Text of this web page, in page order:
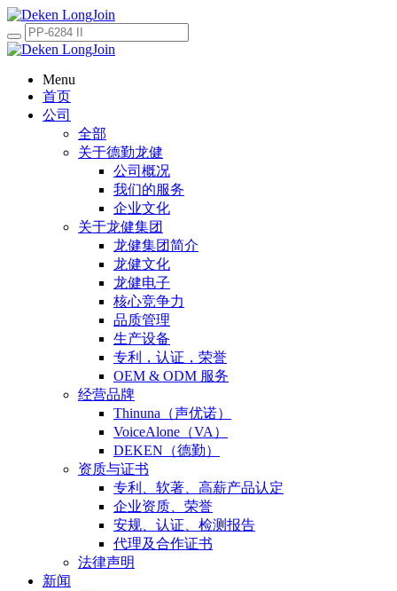
Menu
首页
公司
全部
关于德勤龙健
公司概况
我们的服务
企业文化
关于龙健集团
龙健集团简介
龙健文化
龙健电子
核心竞争力
品质管理
生产设备
专利，认证，荣誉
OEM & ODM 服务
经营品牌
Thinuna（声优诺）
VoiceAlone（VA）
DEKEN（德勤）
资质与证书
专利、软著、高薪产品认定
企业资质、荣誉
安规、认证、检测报告
代理及合作证书
法律声明
新闻